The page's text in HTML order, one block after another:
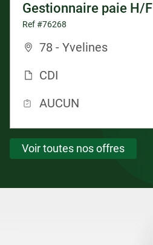
Gestionnaire paie H/F
Ref #76268
78 - Yvelines
CDI
AUCUN
Voir toutes nos offres